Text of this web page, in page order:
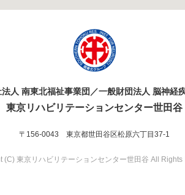
人 南東北福祉事業団／一般財団法人 脳神経
東京リハビリテーションセンター世田谷
〒156-0043 東京都世田谷区松原六丁目37-1
(C) 東京リハビリテーションセンター世田谷 All Rights